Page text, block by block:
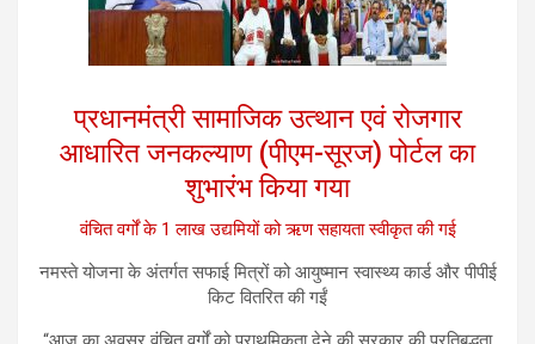
प्रधानमंत्री सामाजिक उत्थान एवं रोजगार
आधारित जनकल्याण (पीएम-सूरज) पोर्टल का
शुभारंभ किया गया
वंचित वर्गों के 1 लाख उद्यमियों को ऋण सहायता स्वीकृत की गई
नमस्ते योजना के अंतर्गत सफाई मित्रों को आयुष्मान स्वास्थ्य कार्ड और पीपीई
किट वितरित की गईं